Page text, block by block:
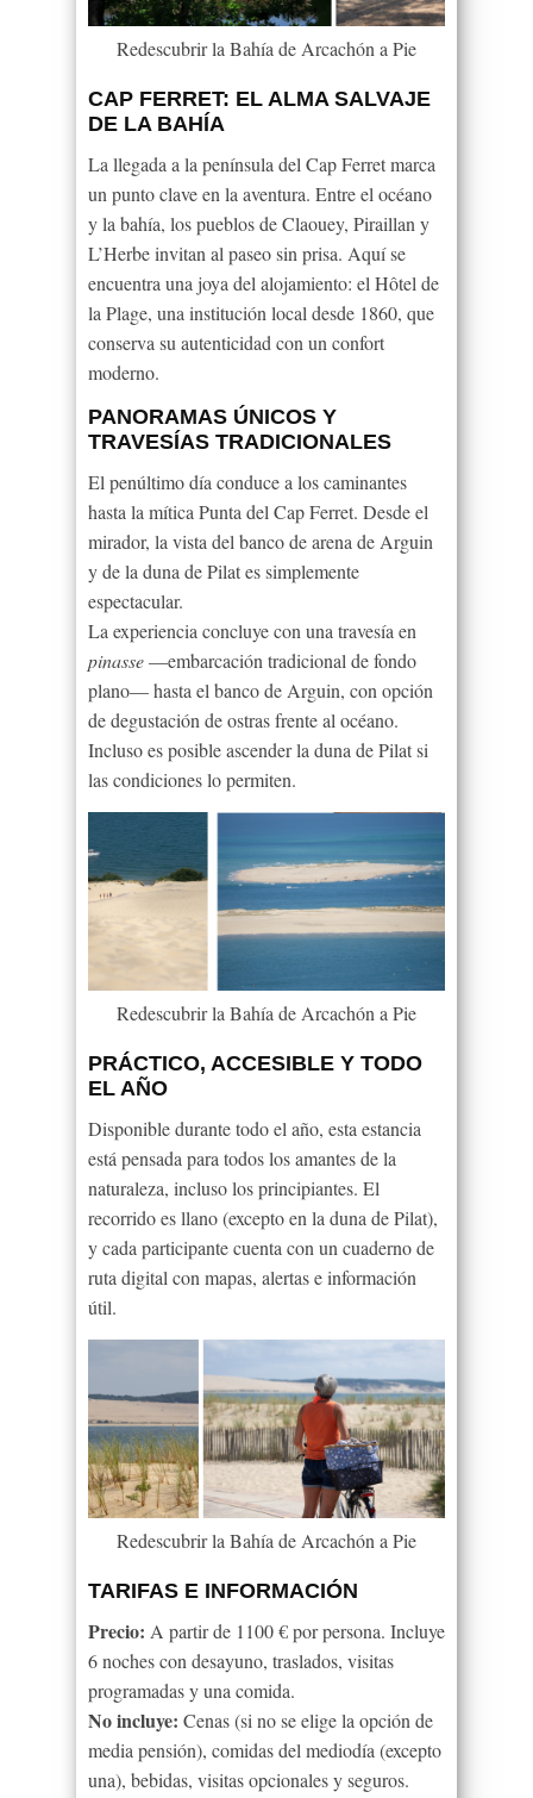
Redescubrir la Bahía de Arcachón a Pie
CAP FERRET: EL ALMA SALVAJE
DE LA BAHÍA
La llegada a la península del Cap Ferret marca
un punto clave en la aventura. Entre el océano
y la bahía, los pueblos de Claouey, Piraillan y
L’Herbe invitan al paseo sin prisa. Aquí se
encuentra una joya del alojamiento: el Hôtel de
la Plage, una institución local desde 1860, que
conserva su autenticidad con un confort
moderno.
PANORAMAS ÚNICOS Y
TRAVESÍAS TRADICIONALES
El penúltimo día conduce a los caminantes
hasta la mítica Punta del Cap Ferret. Desde el
mirador, la vista del banco de arena de Arguin
y de la duna de Pilat es simplemente
espectacular.
La experiencia concluye con una travesía en
pinasse—embarcación tradicional de fondo
plano— hasta el banco de Arguin, con opción
de degustación de ostras frente al océano.
Incluso es posible ascender la duna de Pilat si
las condiciones lo permiten.
Redescubrir la Bahía de Arcachón a Pie
PRÁCTICO, ACCESIBLE Y TODO
EL AÑO
Disponible durante todo el año, esta estancia
está pensada para todos los amantes de la
naturaleza, incluso los principiantes. El
recorrido es llano (excepto en la duna de Pilat),
y cada participante cuenta con un cuaderno de
ruta digital con mapas, alertas e información
útil.
Redescubrir la Bahía de Arcachón a Pie
TARIFAS E INFORMACIÓN
Precio: A partir de 1100 € por persona. Incluye
6 noches con desayuno, traslados, visitas
programadas y una comida.
No incluye: Cenas (si no se elige la opción de
media pensión), comidas del mediodía (excepto
una), bebidas, visitas opcionales y seguros.